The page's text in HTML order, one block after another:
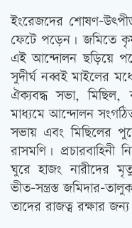
ইংরেজদের শোষণ-
ফেটে পড়েন। জমিতে
এই আন্দোলন ছড়িয়ে
সুদীর্ঘ নব্বই মাইলের
ঐক্যবদ্ধ সভা, মিছিল,
মাধ্যমে আন্দোলন
সভায় এবং মিছিলের
রাসমণি। প্রচারবাহিনী
ঘুরে হাজং নারীদের
ভীত-সন্ত্রস্ত জমিদার-
তাদের রাজত্ব রক্ষার